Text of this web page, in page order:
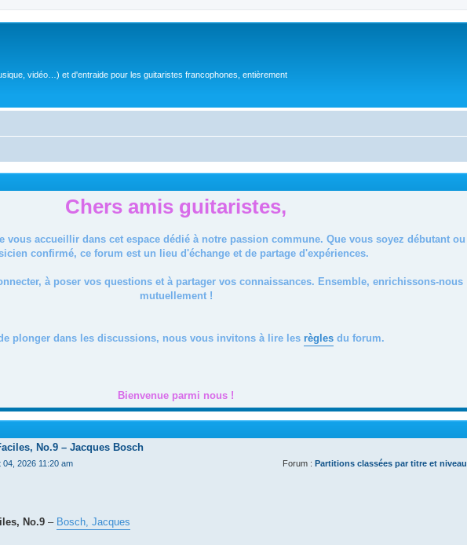
vidéo…) et d'entraide pour les guitaristes francophones, entièrement
Chers amis guitaristes,
vous accueillir dans cet espace dédié à notre passion commune. Que vous soyez débutant ou
confirmé, ce forum est un lieu d'échange et de partage d'expériences.
à poser vos questions et à partager vos connaissances. Ensemble, enrichissons-nous
mutuellement !
plonger dans les discussions, nous vous invitons à lire les règles du forum.
Bienvenue parmi nous !
No.9 – Jacques Bosch
04, 2026 11:20 am Forum : Partitions classées par titre et niveau
No.9 – Bosch, Jacques